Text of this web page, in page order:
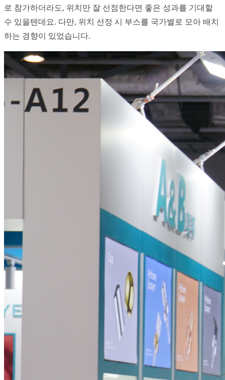
로 참가하더라도, 위치만 잘 선점한다면 좋은 성과를 기대할
수 있을텐데요. 다만, 위치 선정 시 부스를 국가별로 모아 배치
하는 경향이 있었습니다.